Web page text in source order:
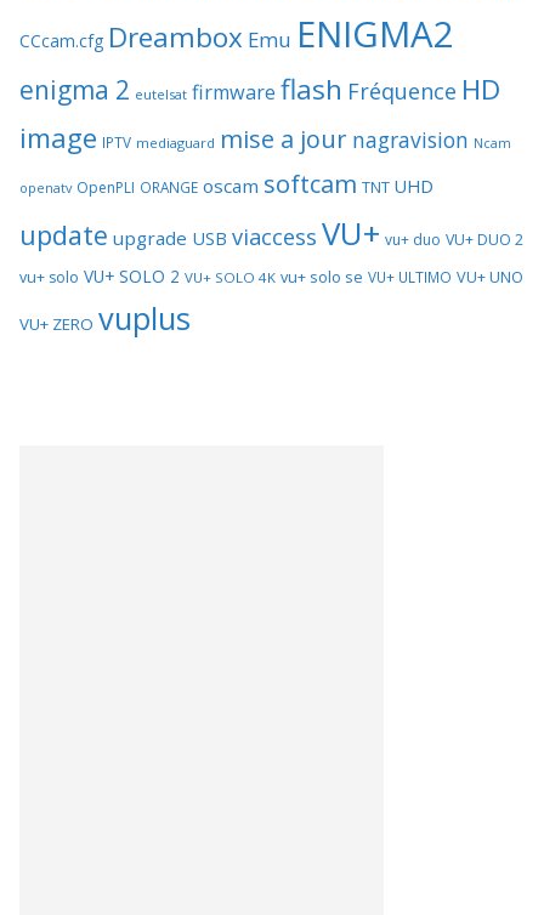
CCcam.cfg Dreambox Emu ENIGMA2
enigma 2 eutelsat firmware flash Fréquence HD
image IPTV mediaguard mise a jour nagravision Ncam
openatv OpenPLI ORANGE oscam softcam TNT UHD
update upgrade USB viaccess VU+ vu+ duo VU+ DUO 2
vu+ solo VU+ SOLO 2 VU+ SOLO 4K vu+ solo se VU+ ULTIMO VU+ UNO
VU+ ZERO vuplus